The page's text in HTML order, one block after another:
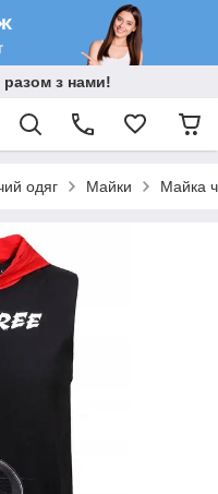
разом з нами!
одяг Майки Майка